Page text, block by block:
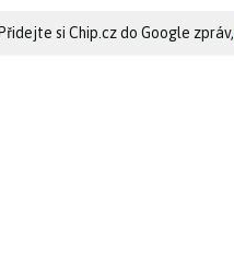
si Chip.cz do Google zpráv,